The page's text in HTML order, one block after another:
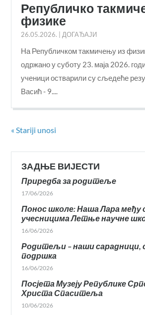
Републичко
физике
26.05.2026. ДОГАЂАЈИ
На Републичком такмичењу из
одржано у суботу 23. маја 2026.
ученици остварили су сљедеће
Васић - 9....
« Stariji unosi
ЗАДЊЕ ВИЈЕСТИ
Приредба за родитеље
17/06/2026
Понос школе: Наша Лара међу
учесницима Летње научне
16/06/2026
Родитељи – наши сарадници,
подршка
16/06/2026
Посјета Музеју Републике
Христа Спаситеља
10/06/2026